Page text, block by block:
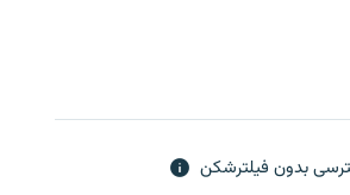
بدون فیلترشکن